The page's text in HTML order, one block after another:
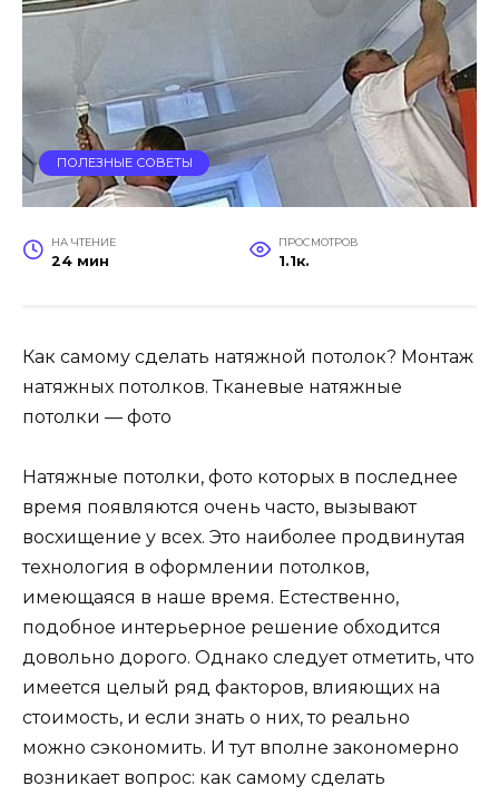
ПОЛЕЗНЫЕ СОВЕТЫ
НА ЧТЕНИЕ
24 мин
ПРОСМОТРОВ
1.1к.
Как самому сделать натяжной потолок? Монтаж
натяжных потолков. Тканевые натяжные
потолки — фото
Натяжные потолки, фото которых в последнее
время появляются очень часто, вызывают
восхищение у всех. Это наиболее продвинутая
технология в оформлении потолков,
имеющаяся в наше время. Естественно,
подобное интерьерное решение обходится
довольно дорого. Однако следует отметить, что
имеется целый ряд факторов, влияющих на
стоимость, и если знать о них, то реально
можно сэкономить. И тут вполне закономерно
возникает вопрос: как самому сделать